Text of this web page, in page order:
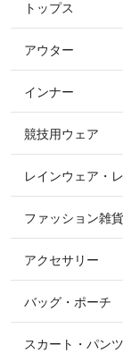
すべてのキュ
フルグリップ
ニーグリップ
トップス
すべてのトッ
ポロシャツ
カットソー・
ニット・セー
シャツ・ブラ
アウター
すべてのアウ
コート
ジャケット・
インナー
競技用ウェア
すべての競技
ショージャケ
ショーシャツ
レインウェア・
ファッション雑貨
すべてのファ
ソックス
ベルト
アクセサリー
すべてのアク
リング
バッグ・ポーチ
スカート・パン